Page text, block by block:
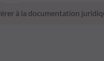
à la documentation